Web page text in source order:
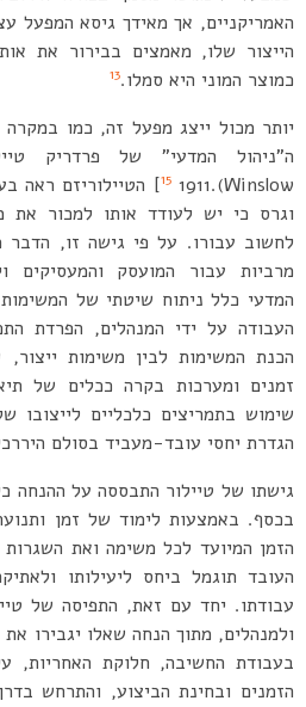
האמריקניים, אך מאידך גיסא המפעל
הייצור שלו, מאמצים בבירור את
כמוצר המוני היא סמלו.13
יותר מכול ייצג מפעל זה, כמו
Winslow).
151911] הטיילוריזם
וגרס כי יש לעודד אותו למכור את
לחשוב עבורו. על פי גישה זו, הדבר
מרביות עבור המועסק והמעסיקים
המדעי כלל ניתוח שיטתי של המשימות
העבודה על ידי המנהלים, הפרדת
הכנת המשימות לבין משימות
זמנים ומערכות בקרה ככלים של
שימוש בתמריצים כלכליים לייצובו
הגדרת יחסי עובד-מעביד בסולם
גישתו של טיילור התבססה על ההנחה
בכסף. באמצעות לימוד של זמן
הזמן המיועד לכל משימה ואת השגרות
העובד תוגמל ביחס ליעילותו
עבודתו. יחד עם זאת, התפיסה של
ולמנהלים, מתוך הנחה שאלו יגבירו
בעבודת החשיבה, חלוקת האחריות,
הזמנים ובחינת הביצוע, והתרחש